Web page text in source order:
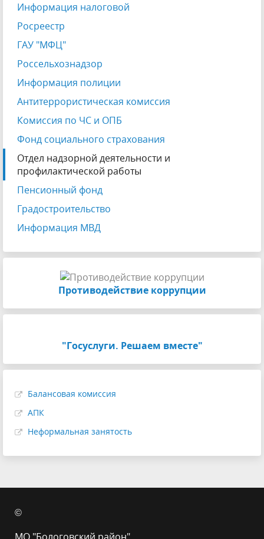
Информация налоговой
Росреестр
ГАУ "МФЦ"
Россельхознадзор
Информация полиции
Антитеррористическая комиссия
Комиссия по ЧС и ОПБ
Фонд социального страхования
Отдел надзорной деятельности и
профилактической работы
Пенсионный фонд
Градостроительство
Информация МВД
Противодействие коррупции
"Госуслуги. Решаем вместе"
Балансовая комиссия
АПК
Неформальная занятость
©